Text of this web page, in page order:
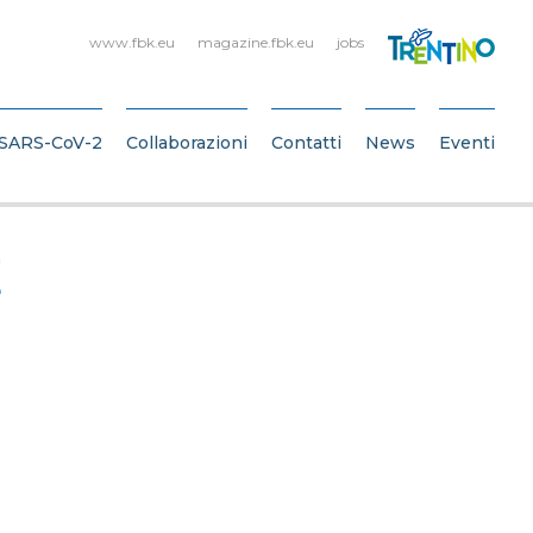
www.fbk.eu magazine.fbk.eu jobs
CoV-2 Collaborazioni Contatti News Eventi